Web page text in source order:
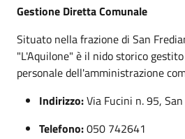
Gestione Diretta Comunale
Situato nella frazione di San
"L'Aquilone" è il nido storico
personale dell'amministrazione
Indirizzo:Via Fucini n. 95,
Telefono:050 742641